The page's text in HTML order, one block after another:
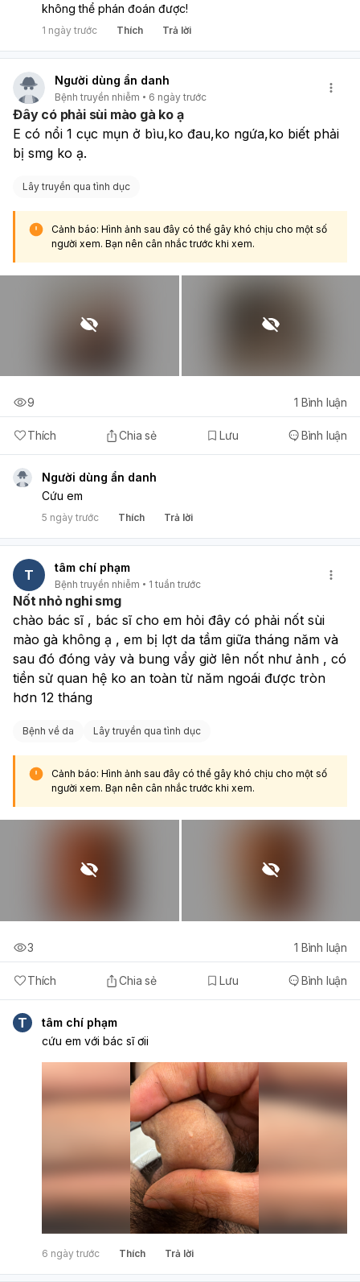
không thể phán đoán được!
1 ngày trước Thích Trả lời
Người dùng ẩn danh
Bệnh truyền nhiễm 6 ngày trước
Đây có phải sùi mào gà ko ạ
E có nổi 1 cục mụn ở bìu,ko đau,ko ngứa,ko biết phải
bị smg ko ạ.
Lây truyền qua tình dục
Cảnh báo: Hình ảnh sau đây có thể gây khó chịu cho một số
người xem. Bạn nên cân nhắc trước khi xem.
Thích Chia sẻ Lưu Bình luận
9 1 Bình luận
Người dùng ẩn danh
Cứu em
5 ngày trước Thích Trả lời
T tâm chí phạm
Bệnh truyền nhiễm 1 tuần trước
Nốt nhỏ nghi smg
chào bác sĩ , bác sĩ cho em hỏi đây có phải nốt sùi
mào gà không ạ , em bị lợt da tầm giữa tháng năm và
sau đó đóng vảy và bung vẩy giờ lên nốt như ảnh , có
tiền sử quan hệ ko an toàn từ năm ngoái được tròn
hơn 12 tháng
Bệnh về da Lây truyền qua tình dục
Cảnh báo: Hình ảnh sau đây có thể gây khó chịu cho một số
người xem. Bạn nên cân nhắc trước khi xem.
Thích Chia sẻ Lưu Bình luận
3 1 Bình luận
T
tâm chí phạm
cứu em với bác sĩ ơii
6 ngày trước Thích Trả lời